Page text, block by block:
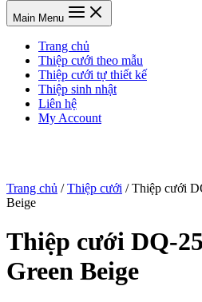
Main Menu
Trang chủ
Thiệp cưới theo mẫu
Thiệp cưới tự thiết kế
Thiệp sinh nhật
Liên hệ
My Account
Trang chủ /Thiệp cưới / Thiệp cưới
Beige
Thiệp cưới DQ-
Green Beige